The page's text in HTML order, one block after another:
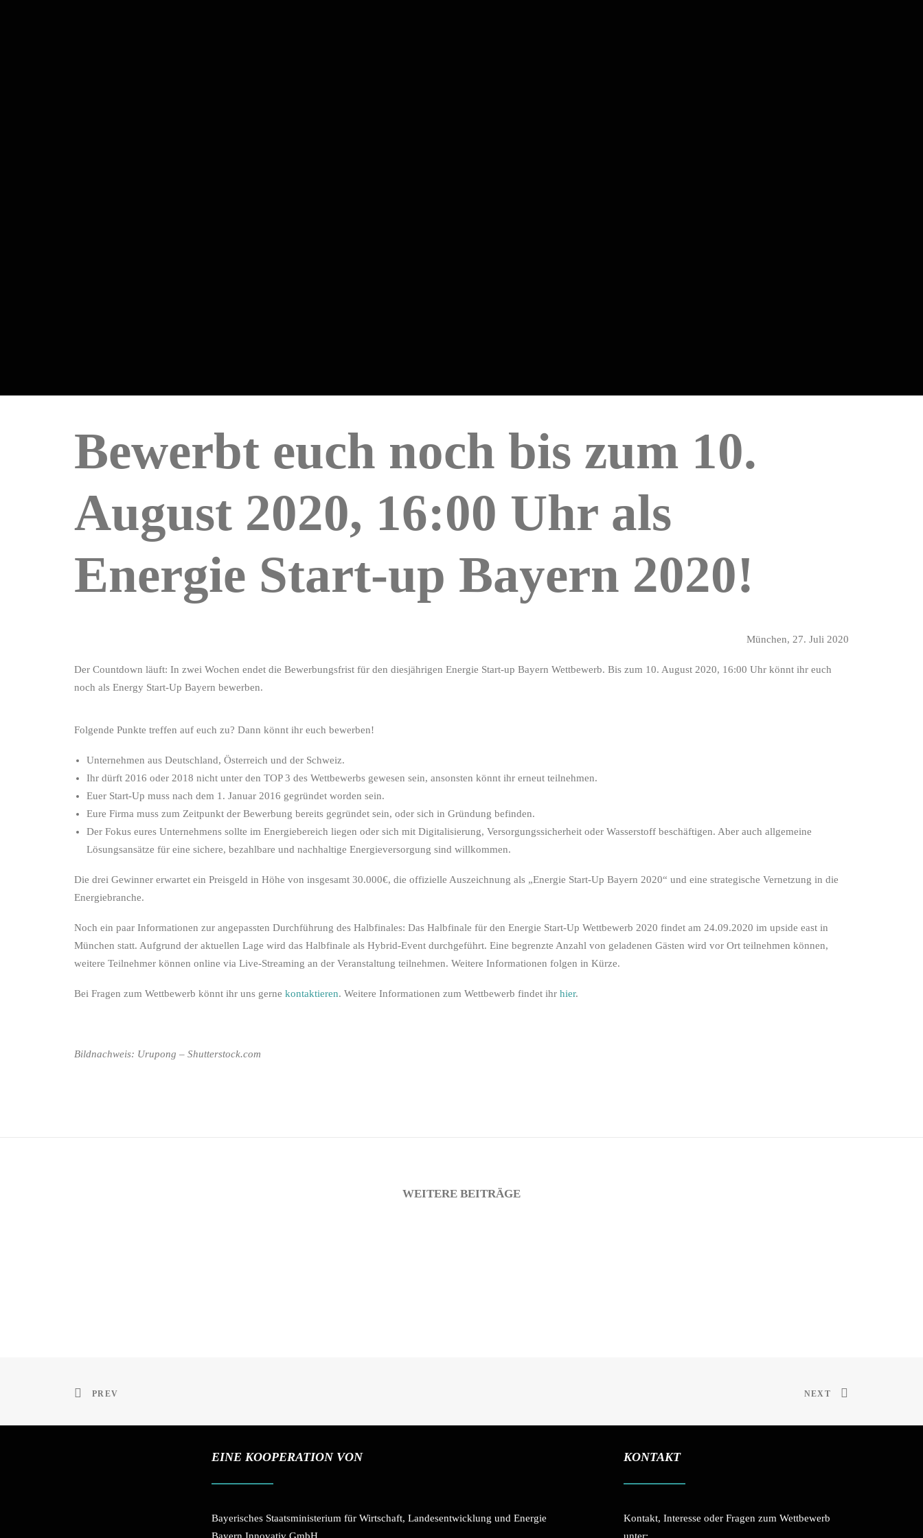
Bewerbt euch noch bis zum 10.
August 2020, 16:00 Uhr als
Energie Start-up Bayern 2020!
München, 27. Juli 2020
Der Countdown läuft: In zwei Wochen endet die Bewerbungsfrist für den diesjährigen Energie Start-up Bayern Wettbewerb. Bis zum 10. August 2020, 16:00 Uhr könnt ihr euch
noch als Energy Start-Up Bayern bewerben.
Folgende Punkte treffen auf euch zu? Dann könnt ihr euch bewerben!
Unternehmen aus Deutschland, Österreich und der Schweiz.
Ihr dürft 2016 oder 2018 nicht unter den TOP 3 des Wettbewerbs gewesen sein, ansonsten könnt ihr erneut teilnehmen.
Euer Start-Up muss nach dem 1. Januar 2016 gegründet worden sein.
Eure Firma muss zum Zeitpunkt der Bewerbung bereits gegründet sein, oder sich in Gründung befinden.
Der Fokus eures Unternehmens sollte im Energiebereich liegen oder sich mit Digitalisierung, Versorgungssicherheit oder Wasserstoff beschäftigen. Aber auch allgemeine
Lösungsansätze für eine sichere, bezahlbare und nachhaltige Energieversorgung sind willkommen.
Die drei Gewinner erwartet ein Preisgeld in Höhe von insgesamt 30.000€, die offizielle Auszeichnung als „Energie Start-Up Bayern 2020“ und eine strategische Vernetzung in die
Energiebranche.
Noch ein paar Informationen zur angepassten Durchführung des Halbfinales: Das Halbfinale für den Energie Start-Up Wettbewerb 2020 findet am 24.09.2020 im upside east in
München statt. Aufgrund der aktuellen Lage wird das Halbfinale als Hybrid-Event durchgeführt. Eine begrenzte Anzahl von geladenen Gästen wird vor Ort teilnehmen können,
weitere Teilnehmer können online via Live-Streaming an der Veranstaltung teilnehmen. Weitere Informationen folgen in Kürze.
Bei Fragen zum Wettbewerb könnt ihr uns gerne kontaktieren. Weitere Informationen zum Wettbewerb findet ihr hier.
Bildnachweis: Urupong – Shutterstock.com
WEITERE BEITRÄGE
PREV NEXT
EINE KOOPERATION VON
Bayerisches Staatsministerium für Wirtschaft, Landesentwicklung und Energie
KONTAKT
Kontakt, Interesse oder Fragen zum Wettbewerb